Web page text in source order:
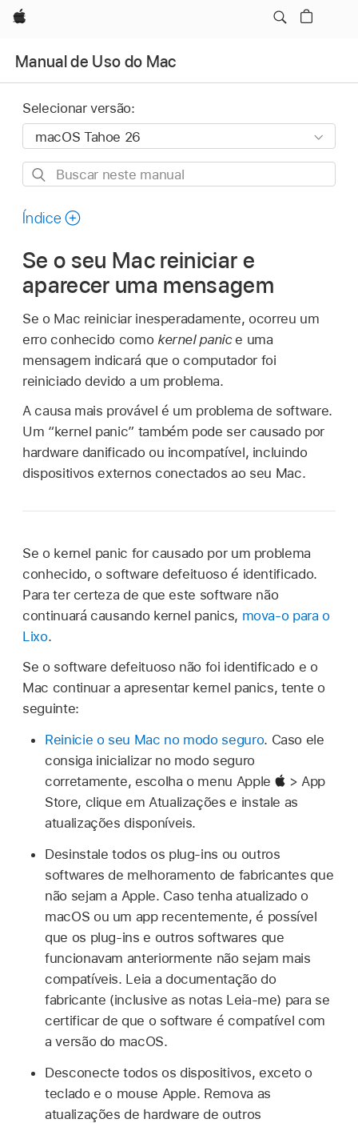
Apple
Manual de Uso do Mac
Selecionar versão:
Buscar
manual
Índice
Se o seu Mac reiniciar e
aparecer uma mensagem
Se o Mac reiniciar inesperadamente, ocorreu um
erro conhecido como kernel panice uma
mensagem indicará que o computador foi
reiniciado devido a um problema.
A causa mais provável é um problema de software.
Um “kernel panic” também pode ser causado por
hardware danificado ou incompatível, incluindo
dispositivos externos conectados ao seu Mac.
Se o kernel panic for causado por um problema
conhecido, o software defeituoso é identificado.
Para ter certeza de que este software não
continuará causando kernel panics, mova-o para o
Lixo.
Se o software defeituoso não foi identificado e o
Mac continuar a apresentar kernel panics, tente o
seguinte:
Reinicie o seu Mac no modo seguro. Caso ele
consiga inicializar no modo seguro
corretamente, escolha o menu Apple
> App
Store, clique em Atualizações e instale as
atualizações disponíveis.
Desinstale todos os plug-ins ou outros
softwares de melhoramento de fabricantes que
não sejam a Apple. Caso tenha atualizado o
macOS ou um app recentemente, é possível
que os plug-ins e outros softwares que
funcionavam anteriormente não sejam mais
compatíveis. Leia a documentação do
fabricante (inclusive as notas Leia-me) para se
certificar de que o software é compatível com
a versão do macOS.
Desconecte todos os dispositivos, exceto o
teclado e o mouse Apple. Remova as
atualizações de hardware de outros